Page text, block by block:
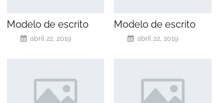
Modelo de escrito
abril 22, 2019
Modelo de escrito
abril 22, 2019